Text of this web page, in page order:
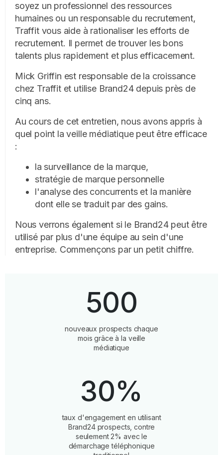
soyez un professionnel des ressources
humaines ou un responsable du recrutement,
Traffit vous aide à rationaliser les efforts de
recrutement. Il permet de trouver les bons
talents plus rapidement et plus efficacement.
Mick Griffin est responsable de la croissance
chez Traffit et utilise Brand24 depuis près de
cinq ans.
Au cours de cet entretien, nous avons appris à
quel point la veille médiatique peut être efficace
:
la surveillance de la marque,
stratégie de marque personnelle
l'analyse des concurrents et la manière
dont elle se traduit par des gains.
Nous verrons également si le Brand24 peut être
utilisé par plus d'une équipe au sein d'une
entreprise. Commençons par un petit chiffre.
500
nouveaux prospects chaque
mois grâce à la veille
médiatique
30%
taux d'engagement en utilisant
Brand24 prospects, contre
seulement 2% avec le
démarchage téléphonique